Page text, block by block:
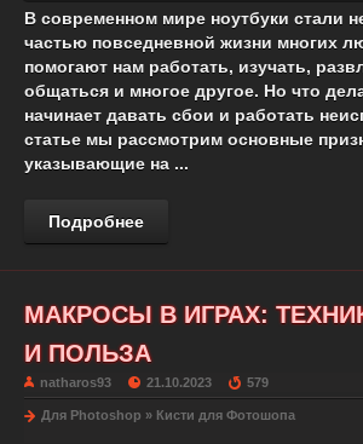
В современном мире ноутбуки стали
частью повседневной жизни многих
помогают нам работать, изучать,
общаться и многое другое. Но что
начинает давать сбои и работать
статье мы рассмотрим основные
указывающие на ...
Подробнее
МАКРОСЫ В ИГРАХ:
И ПОЛЬЗА
natharos93 21.10.2023 579
Для Photoshop » Кисти для Фотошопа